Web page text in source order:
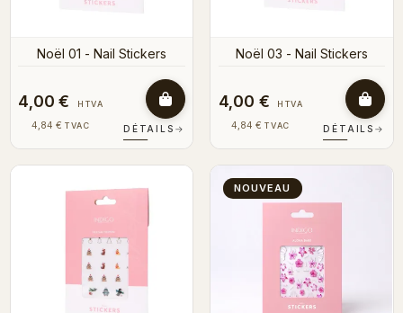
Noël 01 - Nail Stickers
4,00 € HTVA
4,84 € TVAC DÉTAILS →
Noël 03 - Nail Stickers
4,00 € HTVA
4,84 € TVAC DÉTAILS →
NOUVEAU